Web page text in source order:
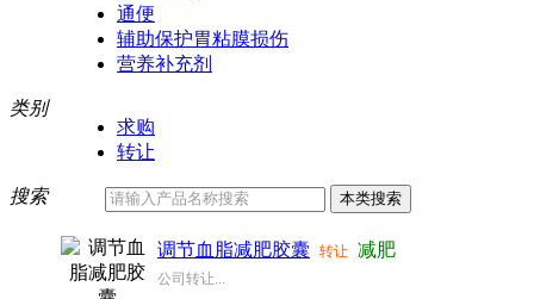
通便
辅助保护胃粘膜损伤
营养补充剂
类别
求购
转让
搜索
调节血脂减肥胶囊 转让 减肥
公司转让...